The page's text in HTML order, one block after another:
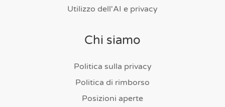
Utilizzo dell'AI e privacy
Chi siamo
Politica sulla privacy
Politica di rimborso
Posizioni aperte